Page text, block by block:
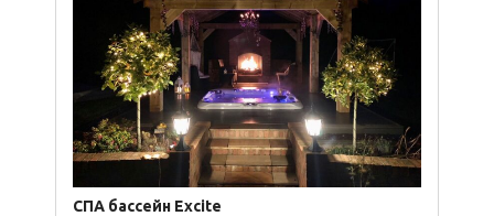
СПА бассейн Excite